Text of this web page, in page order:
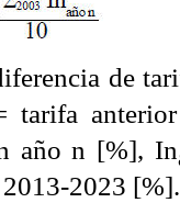
de
tarifa
año n [%], In
2023 [%].